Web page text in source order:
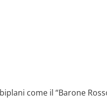
come il “Barone